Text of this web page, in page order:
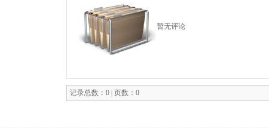
暂无评论
记录总数：0 | 页数：0